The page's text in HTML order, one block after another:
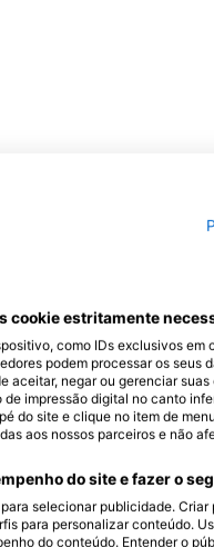
cookie estritamente
como IDs exclusivos em
podem processar os seus
aceitar, negar ou gerenciar
impressão digital no canto
do site e clique no item de
aos nossos parceiros e não
do site e fazer o
selecionar publicidade.
para personalizar conteúdo.
do conteúdo. Entender o